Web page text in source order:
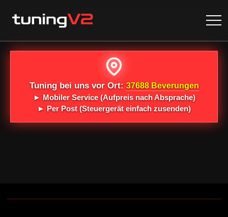
Tuning bei uns vor Ort: 37688 Beverungen
► Mobiler Service(Aufpreis nach Absprache)
►Per Post(Steuergerät einfach zusenden)